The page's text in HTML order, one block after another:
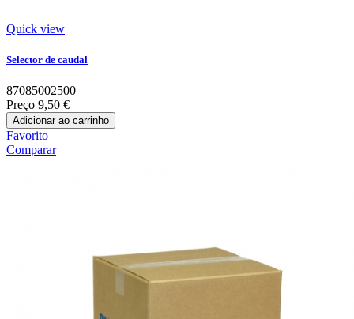
Quick view
Selector de caudal
87085002500
Preço 9,50 €
Adicionar ao carrinho
Favorito
Comparar